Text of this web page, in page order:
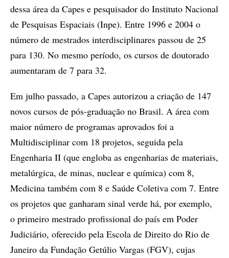
dessa área da Capes e pesquisador do Instituto Nacional
de Pesquisas Espaciais (Inpe). Entre 1996 e 2004 o
número de mestrados interdisciplinares passou de 25
para 130. No mesmo período, os cursos de doutorado
aumentaram de 7 para 32.
Em julho passado, a Capes autorizou a criação de 147
novos cursos de pós-graduação no Brasil. A área com
maior número de programas aprovados foi a
Multidisciplinar com 18 projetos, seguida pela
Engenharia II (que engloba as engenharias de materiais,
metalúrgica, de minas, nuclear e química) com 8,
Medicina também com 8 e Saúde Coletiva com 7. Entre
os projetos que ganharam sinal verde há, por exemplo,
o primeiro mestrado profissional do país em Poder
Judiciário, oferecido pela Escola de Direito do Rio de
Janeiro da Fundação Getúlio Vargas (FGV), cujas